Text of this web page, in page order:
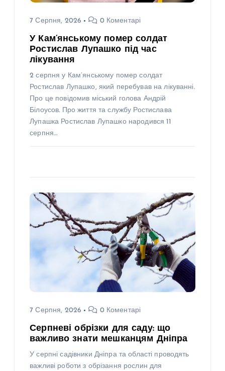
7 Серпня, 2026 0 Коментарі
У Кам’янському помер солдат
Ростислав Лупашко під час
лікування
2 серпня у Кам’янському помер солдат
Ростислав Лупашко, який перебував на лікуванні.
Про це повідомив міський голова Андрій
Білоусов. Про життя та службу Ростислава
Лупашка Ростислав Лупашко народився 11
серпня…
7 Серпня, 2026 0 Коментарі
Серпневі обрізки для саду: що
важливо знати мешканцям Дніпра
У серпні садівники Дніпра та області проводять
важливі роботи з обрізання рослин для